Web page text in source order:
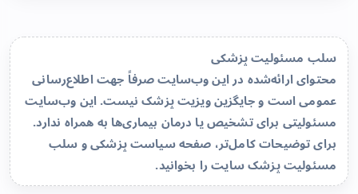
سلب مسئولیت پزشکی
محتوای ارائه‌شده در این وب‌سایت صرفاً جهت اطلاع‌رسانی
عمومی است و جایگزین ویزیت پزشک نیست. این وب‌سایت
مسئولیتی برای تشخیص یا درمان بیماری‌ها به همراه ندارد.
برای توضیحات کامل‌تر، صفحهسیاست پزشکی و سلب
مسئولیت پزشک سایترا بخوانید.